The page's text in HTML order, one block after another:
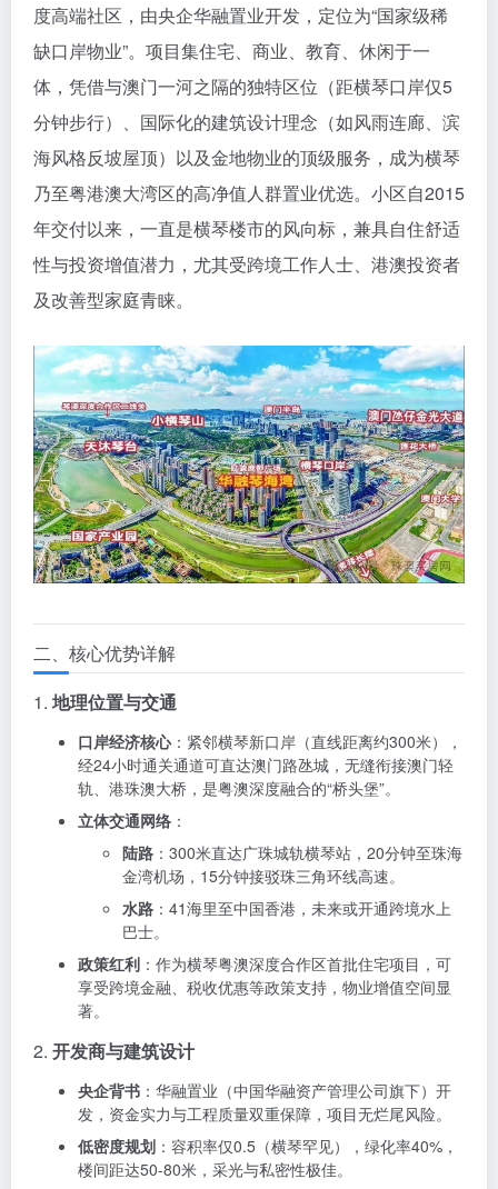
度高端社区，由央企华融置业开发，定位为“国家级稀
缺口岸物业”。项目集住宅、商业、教育、休闲于一
体，凭借与澳门一河之隔的独特区位（距横琴口岸仅5
分钟步行）、国际化的建筑设计理念（如风雨连廊、滨
海风格反坡屋顶）以及金地物业的顶级服务，成为横琴
乃至粤港澳大湾区的高净值人群置业优选。小区自2015
年交付以来，一直是横琴楼市的风向标，兼具自住舒适
性与投资增值潜力，尤其受跨境工作人士、港澳投资者
及改善型家庭青睐。
二、核心优势详解
1. 地理位置与交通
口岸经济核心：紧邻横琴新口岸（直线距离约300米），
经24小时通关通道可直达澳门路氹城，无缝衔接澳门轻
轨、港珠澳大桥，是粤澳深度融合的“桥头堡”。
立体交通网络 ：
陆路 ：300米直达广珠城轨横琴站，20分钟至珠海
金湾机场，15分钟接驳珠三角环线高速。
水路 ：41海里至中国香港，未来或开通跨境水上
巴士。
政策红利 ：作为横琴粤澳深度合作区首批住宅项目，可
享受跨境金融、税收优惠等政策支持，物业增值空间显
著。
2. 开发商与建筑设计
央企背书 ：华融置业（中国华融资产管理公司旗下）开
发，资金实力与工程质量双重保障，项目无烂尾风险。
低密度规划 ：容积率仅0.5（横琴罕见），绿化率40%，
楼间距达50-80米，采光与私密性极佳。